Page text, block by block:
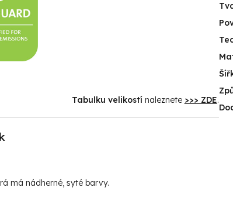
Tabulku velikostínaleznete >>> ZDE.
má nádherné, syté barvy.